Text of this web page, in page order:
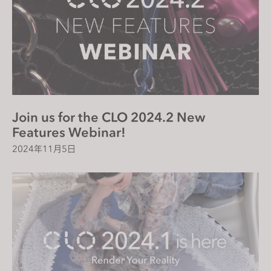
Join us for the CLO 2024.2 New
Features Webinar!
2024年11月5日